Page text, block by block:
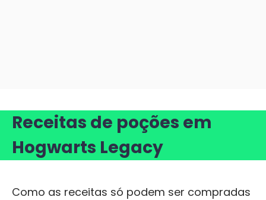
Receitas de poções em
Hogwarts Legacy
Como as receitas só podem ser compradas